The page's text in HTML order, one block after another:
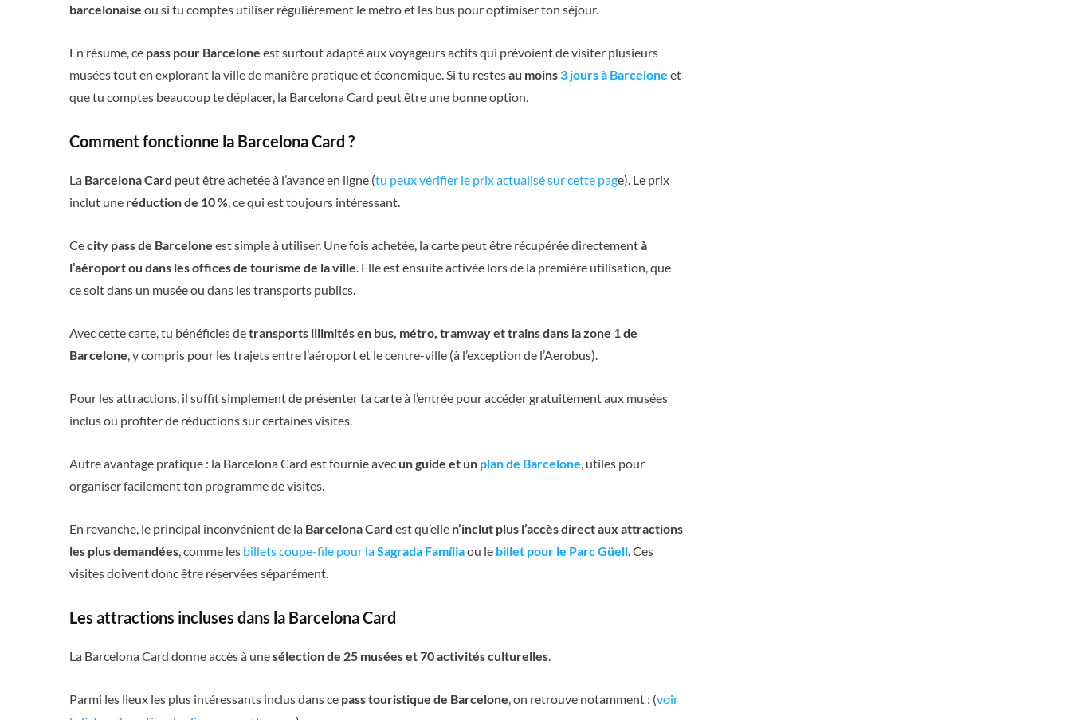
barcelonaise ou si tu comptes utiliser régulièrement le métro et les bus pour optimiser ton séjour.
En résumé, ce pass pour Barcelone est surtout adapté aux voyageurs actifs qui prévoient de visiter plusieurs
musées tout en explorant la ville de manière pratique et économique. Si tu restesau moins 3 jours à Barcelone et
que tu comptes beaucoup te déplacer, la Barcelona Card peut être une bonne option.
Comment fonctionne la Barcelona Card ?
La Barcelona Card peut être achetée à l’avance en ligne (tu peux vérifier le prix actualisé sur cette page). Le prix
inclut une réduction de 10 % , ce qui est toujours intéressant.
Cecity pass de Barcelone est simple à utiliser. Une fois achetée, la carte peut être récupérée directementà
l’aéroport ou dans les offices de tourisme de la ville . Elle est ensuite activée lors de la première utilisation, que
ce soit dans un musée ou dans les transports publics.
Avec cette carte, tu bénéficies detransports illimités en bus, métro, tramway et trains dans la zone 1 de
Barcelone , y compris pour les trajets entre l’aéroport et le centre-ville (à l’exception de l’Aerobus).
Pour les attractions, il suffit simplement de présenter ta carte à l’entrée pour accéder gratuitement aux musées
inclus ou profiter de réductions sur certaines visites.
Autre avantage pratique : la Barcelona Card est fournie avec un guide et un plan de Barcelone , utiles pour
organiser facilement ton programme de visites.
En revanche, le principal inconvénient de la Barcelona Card est qu’elle n’inclut plus l’accès direct aux attractions
les plus demandées , comme les billets coupe-file pour laSagrada Famíliaou le billet pour le Parc Güell . Ces
visites doivent donc être réservées séparément.
Les attractions incluses dans la Barcelona Card
La Barcelona Card donne accès à unesélection de 25 musées et 70 activités culturelles
Parmi les lieux les plus intéressants inclus dans ce pass touristique de Barcelone , on retrouve notamment : (voir